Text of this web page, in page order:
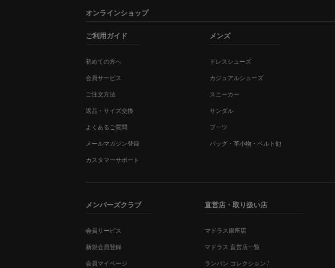
オンラインショップ
ご利用ガイド
初めての方へ
会員サービス
ご注文方法
返品・サイズ交換
よくあるご質問
メールマガジン登録
カスタマーサポート
メンズ
ドレスシューズ
カジュアルシューズ
スニーカー
サンダル
ブーツ
バッグ・革小物・ベルト他
メンバーズクラブ
会員サービス
新規会員登録
会員マイページ
直営店・取り扱い店
マドラス銀座店
マドラス 直営店一覧
ランバン コレクション /